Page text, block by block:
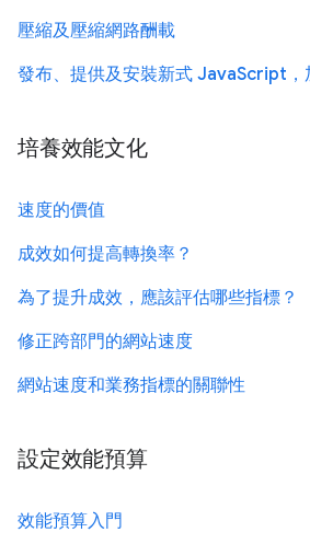
壓縮及壓縮網路酬載
發布、提供及安裝新式 JavaScript，
培養效能文化
速度的價值
成效如何提高轉換率？
為了提升成效，應該評估哪些指標？
修正跨部門的網站速度
網站速度和業務指標的關聯性
設定效能預算
效能預算入門